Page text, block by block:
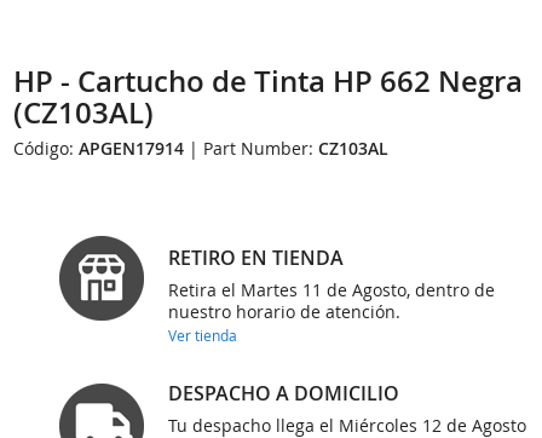
HP - Cartucho de Tinta HP 662 Negra
(CZ103AL)
Código:APGEN17914 | Part Number:CZ103AL
RETIRO EN TIENDA
Retira el Martes 11 de Agosto, dentro de
nuestro horario de atención.
Ver tienda
DESPACHO A DOMICILIO
Tu despacho llega el Miércoles 12 de Agosto